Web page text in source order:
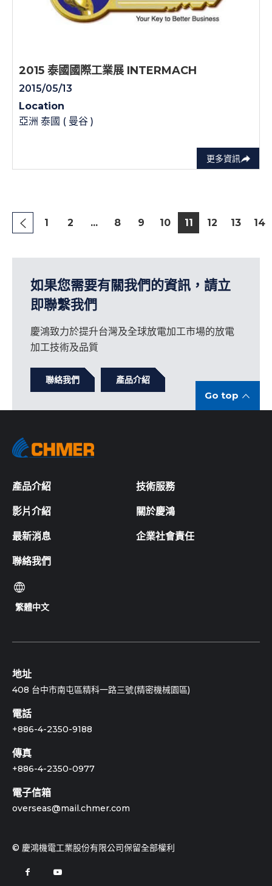
更多資訊
2015 泰國國際工業展 INTERMACH
2015/05/13
Location
亞洲 泰國 ( 曼谷 )
1 2 ... 8 9 10 11 12 13 14
如果您需要有關我們的資訊，請立
即聯繫我們
慶鴻致力於提升台灣及全球放電加工市場的放電
加工技術及品質
聯絡我們 產品介紹
Go top
產品介紹 技術服務
影片介紹 關於慶鴻
最新消息 企業社會責任
聯絡我們
繁體中文
地址
408 台中市南屯區精科一路三號(精密機械園區)
電話
+886-4-2350-9188
傳真
+886-4-2350-0977
電子信箱
overseas@mail.chmer.com
© 慶鴻機電工業股份有限公司保留全部權利